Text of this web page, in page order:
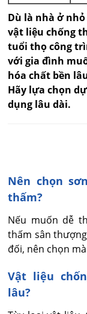
Dù là nhà ở
vật liệu chống
tuổi thọ công
với gia đình
hóa chất bền
Hãy lựa chọn
dụng lâu dài.
Nên chọn
thấm?
Nếu muốn dễ
thấm sân
đối, nên chọn
Vật liệu
lâu?